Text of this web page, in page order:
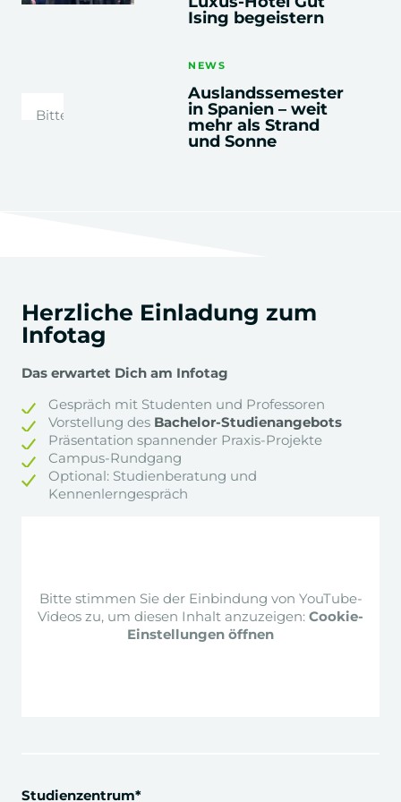
Datamanagement
Tourismusmanagement
Unternehmensführung
Personalmanagement
Gastvortrag HR-Chef BMW
Group
Ising begeistern
Bitte stimmen
NEWS
Auslandssemester
in Spanien – weit
mehr als Strand
und Sonne
Herzliche Einladung zum
Infotag
Das erwartet Dich am Infotag
Gespräch mit Studenten und Professoren
Vorstellung des Bachelor-Studienangebots
Präsentation spannender Praxis-Projekte
Campus-Rundgang
Optional: Studienberatung und
Kennenlerngespräch
Bitte stimmen Sie der Einbindung von YouTube-
Videos zu, um diesen Inhalt anzuzeigen: Cookie-
Einstellungen öffnen
Studienzentrum*